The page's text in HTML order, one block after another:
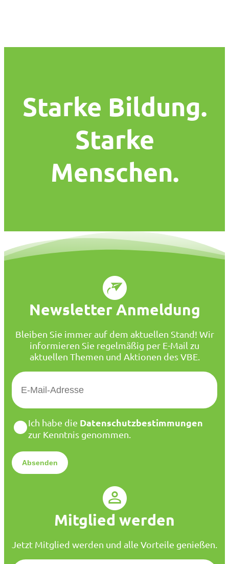
Starke Bildung.
Starke
Menschen.
Newsletter Anmeldung
Bleiben Sie immer auf dem aktuellen Stand! Wir
informieren Sie regelmäßig per E-Mail zu
aktuellen Themen und Aktionen des VBE.
E
M
*
D
a
e
n
*
Ich habe die Datenschutzbestimmungen
zur Kenntnis genommen.
Mitglied werden
Jetzt Mitglied werden und alle Vorteile genießen.